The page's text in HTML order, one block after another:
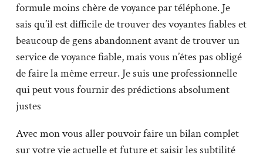
formule moins chère de voyance par téléphone. Je
sais qu’il est difficile de trouver des voyantes fiables et
beaucoup de gens abandonnent avant de trouver un
service de voyance fiable, mais vous n’êtes pas obligé
de faire la même erreur. Je suis une professionnelle
qui peut vous fournir des prédictions absolument
justes
Avec mon vous aller pouvoir faire un bilan complet
sur votre vie actuelle et future et saisir les subtilité